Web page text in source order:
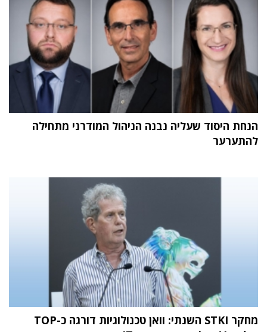
הנחת היסוד שעליה נבנה הניהול המודרני מתחילה
להתערער
מחקר STKI השנתי: וואן טכנולוגיות דורגה כ-TOP